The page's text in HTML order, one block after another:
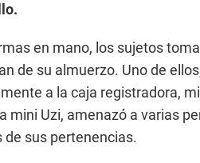
en mano, los sujetos
de su almuerzo. Uno de
a la caja registradora,
mini Uzi, amenazó a varias
de sus pertenencias.